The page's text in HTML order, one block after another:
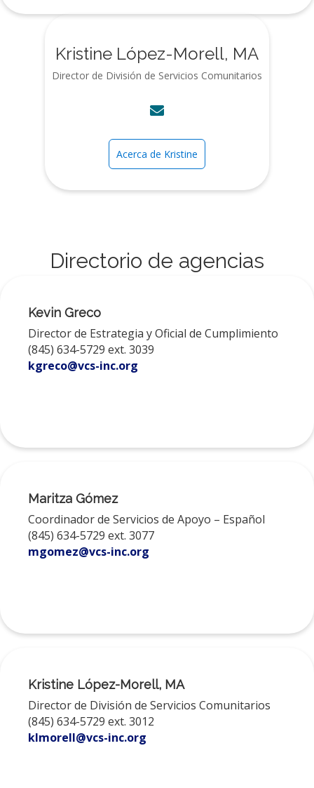
Kristine López-Morell, MA
Director de División de Servicios Comunitarios
Acerca de Kristine
Directorio de agencias
Kevin Greco
Director de Estrategia y Oficial de Cumplimiento
(845) 634-5729 ext. 3039
kgreco@vcs-inc.org
Maritza Gómez
Coordinador de Servicios de Apoyo – Español
(845) 634-5729 ext. 3077
mgomez@vcs-inc.org
Kristine López-Morell, MA
Director de División de Servicios Comunitarios
(845) 634-5729 ext. 3012
klmorell@vcs-inc.org